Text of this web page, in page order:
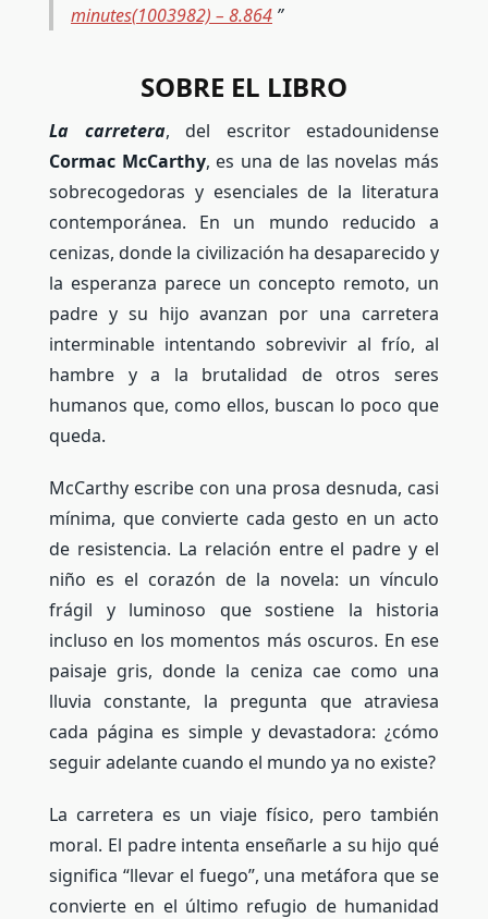
minutes(1003982) – 8.864
SOBRE EL LIBRO
La carretera, del escritor estadounidense
Cormac McCarthy, es una de las novelas más
sobrecogedoras y esenciales de la literatura
contemporánea. En un mundo reducido a
cenizas, donde la civilización ha desaparecido y
la esperanza parece un concepto remoto, un
padre y su hijo avanzan por una carretera
interminable intentando sobrevivir al frío, al
hambre y a la brutalidad de otros seres
humanos que, como ellos, buscan lo poco que
queda.
McCarthy escribe con una prosa desnuda, casi
mínima, que convierte cada gesto en un acto
de resistencia. La relación entre el padre y el
niño es el corazón de la novela: un vínculo
frágil y luminoso que sostiene la historia
incluso en los momentos más oscuros. En ese
paisaje gris, donde la ceniza cae como una
lluvia constante, la pregunta que atraviesa
cada página es simple y devastadora: ¿cómo
seguir adelante cuando el mundo ya no existe?
La carretera es un viaje físico, pero también
moral. El padre intenta enseñarle a su hijo qué
significa “llevar el fuego”, una metáfora que se
convierte en el último refugio de humanidad